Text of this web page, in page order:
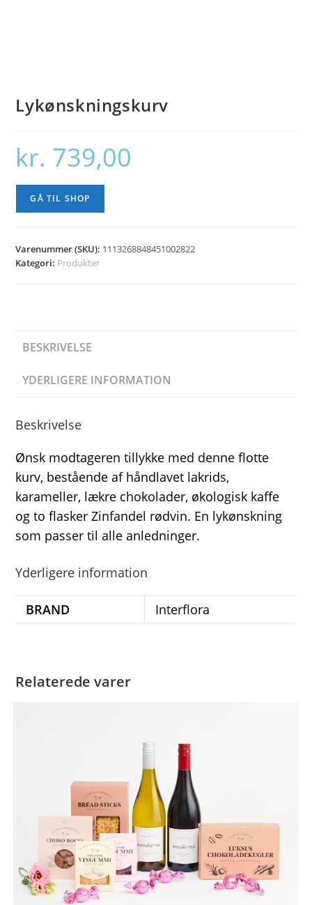
Lykønskningskurv
kr. 739,00
GÅ TIL SHOP
Varenummer (SKU): 1113268848451002822
Kategori: Produkter
BESKRIVELSE
YDERLIGERE INFORMATION
Beskrivelse
Ønsk modtageren tillykke med denne flotte
kurv, bestående af håndlavet lakrids,
karameller, lækre chokolader, økologisk kaffe
og to flasker Zinfandel rødvin. En lykønskning
som passer til alle anledninger.
Yderligere information
BRAND Interflora
Relaterede varer